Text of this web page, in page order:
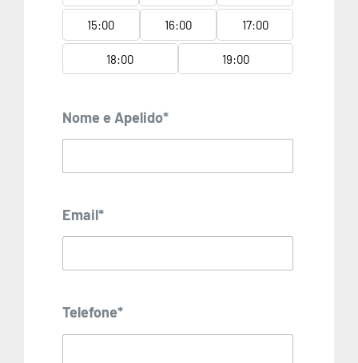
15:00 16:00 17:00
18:00 19:00
Nome e Apelido*
Email*
Telefone*